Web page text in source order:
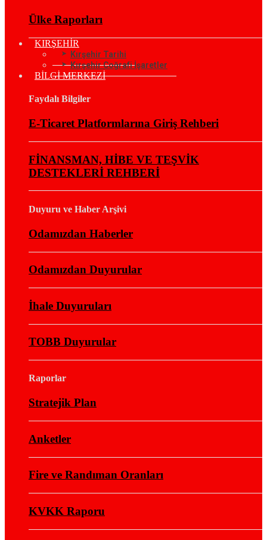
Ülke Raporları
KIRŞEHİR
Kırşehir Tarihi
Kırşehir Coğrafi İşaretler
BİLGİ MERKEZİ
Faydalı Bilgiler
E-Ticaret Platformlarına Giriş Rehberi
FİNANSMAN, HİBE VE TEŞVİK
DESTEKLERİ REHBERİ
Duyuru ve Haber Arşivi
Odamızdan Haberler
Odamızdan Duyurular
İhale Duyuruları
TOBB Duyurular
Raporlar
Stratejik Plan
Anketler
Fire ve Randıman Oranları
KVKK Raporu